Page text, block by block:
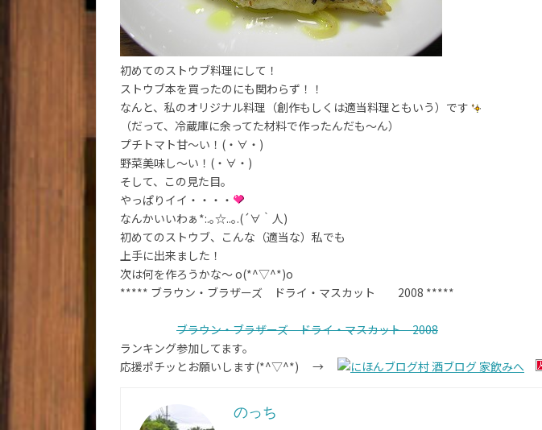
初めてのストウブ料理にして！
ストウブ本を買ったのにも関わらず！！
なんと、私のオリジナル料理（創作もしくは適当料理ともいう）です
（だって、冷蔵庫に余ってた材料で作ったんだも～ん）
プチトマト甘～い！(・∀・)
野菜美味し～い！(・∀・)
そして、この見た目。
やっぱりイイ・・・・
なんかいいわぁ*:.｡☆..｡.(´∀｀人)
初めてのストウブ、こんな（適当な）私でも
上手に出来ました！
次は何を作ろうかな～ o(*^▽^*)o
***** ブラウン・ブラザーズ ドライ・マスカット 2008 *****
ブラウン・ブラザーズ ドライ・マスカット 2008
ランキング参加してます。
応援ポチッとお願いします(*^▽^*) →
のっち